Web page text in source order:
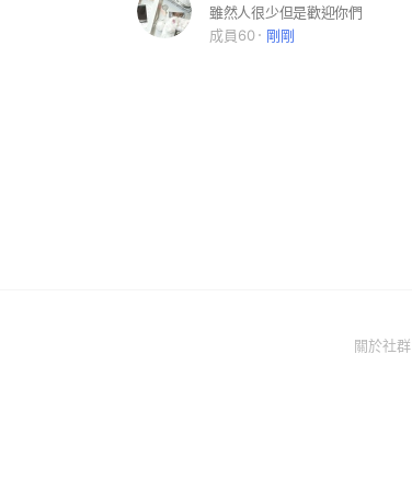
雖然人很少但是歡迎你們
成員60
剛剛
關於社群